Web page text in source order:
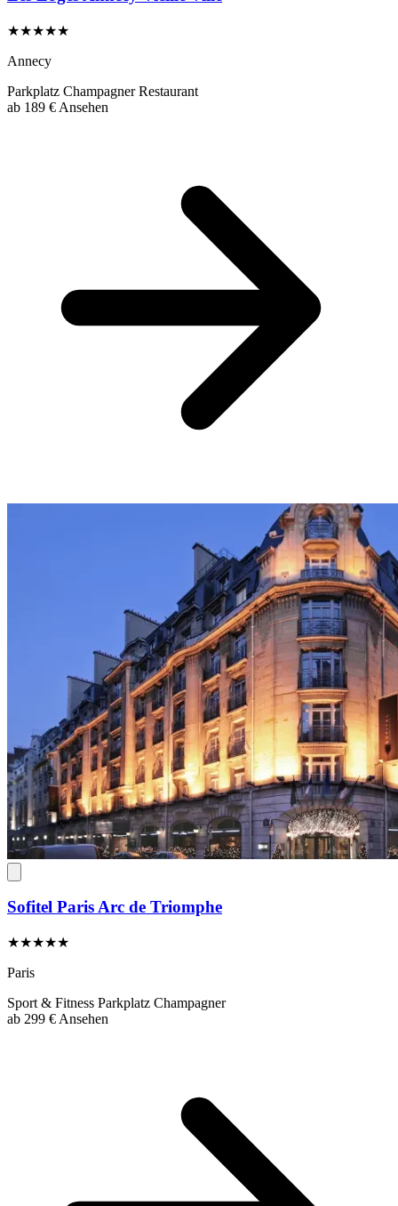
★★★★★
Annecy
Parkplatz ChampagnerRestaurant
ab 189 € Ansehen
Sofitel Paris Arc de Triomphe
★★★★★
Paris
Sport & Fitness Parkplatz Champagner
ab 299 € Ansehen